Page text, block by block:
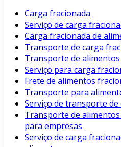
Carga fracionada
Serviço de carga
Carga fracionada de
Transporte de carga
Transporte de
Serviço para carga
Frete de alimentos
Transporte para
Serviço de transporte
Transporte de
para empresas
Serviço de carga